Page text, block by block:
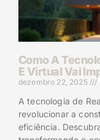
Como A
E Virtual Vai
dezembro 22, 2025
A tecnologia de
revolucionar a
eficiência.